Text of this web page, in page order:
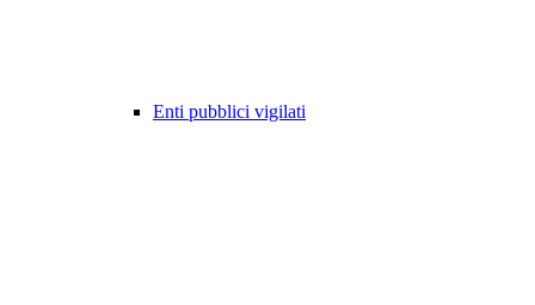
Enti pubblici vigilati